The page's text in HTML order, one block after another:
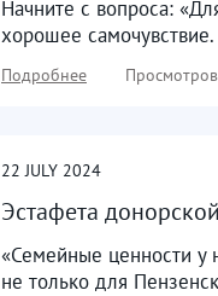
Начните с вопроса:
хорошее
Подробнее
22 JULY 2024
Эстафета
«Семейные ценности у
не только для